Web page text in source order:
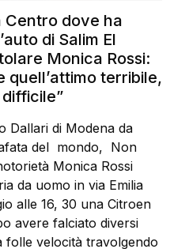
Centro dove ha
di Salim El
Monica Rossi:
quell’attimo terribile,
Dallari di Modena da
del mondo, Non
Monica Rossi
da uomo in via Emilia
alle 16, 30 una Citroen
avere falciato diversi
folle velocità travolgendo